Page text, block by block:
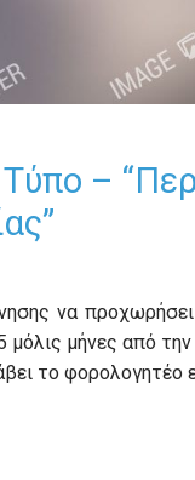
–
να
μήνες από
το φορολογητέο